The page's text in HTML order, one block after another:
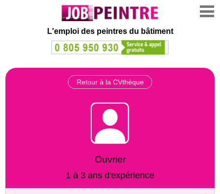
L'emploi des peintres du bâtiment
Retour à la CVthèque
Ouvrier
1 à 3 ans d'expérience